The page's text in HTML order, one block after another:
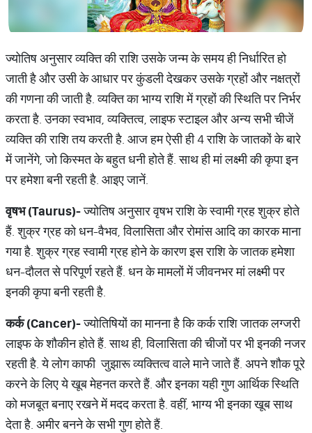
ज्योतिष अनुसार व्यक्ति की राशि उसके जन्म के समय ही निर्धारित हो
जाती है और उसी के आधार पर कुंडली देखकर उसके ग्रहों और नक्षत्रों
की गणना की जाती है. व्यक्ति का भाग्य राशि में ग्रहों की स्थिति पर निर्भर
करता है. उनका स्वभाव, व्यक्तित्व, लाइफ स्टाइल और अन्य सभी चीजें
व्यक्ति की राशि तय करती है. आज हम ऐसी ही 4 राशि के जातकों के बारे
में जानेंगे, जो किस्मत के बहुत धनी होते हैं. साथ ही मां लक्ष्मी की कृपा इन
पर हमेशा बनी रहती है. आइए जानें.
वृषभ(Taurus)-ज्योतिष अनुसार वृषभ राशि के स्वामी ग्रह शुक्र होते
हैं. शुक्र ग्रह को धन-वैभव, विलासिता और रोमांस आदि का कारक माना
गया है. शुक्र ग्रह स्वामी ग्रह होने के कारण इस राशि के जातक हमेशा
धन-दौलत से परिपूर्ण रहते हैं. धन के मामलों में जीवनभर मां लक्ष्मी पर
इनकी कृपा बनी रहती है.
कर्क(Cancer)-ज्योतिषियों का मानना है कि कर्क राशि जातक लग्जरी
लाइफ के शौकीन होते हैं. साथ ही, विलासिता की चीजों पर भी इनकी नजर
रहती है. ये लोग काफी जुझारू व्यक्तित्व वाले माने जाते हैं. अपने शौक पूरे
करने के लिए ये खूब मेहनत करते हैं. और इनका यही गुण आर्थिक स्थिति
को मजबूत बनाए रखने में मदद करता है. वहीं, भाग्य भी इनका खूब साथ
देता है. अमीर बनने के सभी गुण होते हैं.